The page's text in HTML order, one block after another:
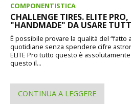
COMPONENTISTICA
CHALLENGE TIRES. ELITE
"HANDMADE" DA USARE
È possibile provare la qualità del “fatto
quotidiane senza spendere cifre
ELITE Pro tutto questo è
questo il...
CONTINUA A LEGGERE